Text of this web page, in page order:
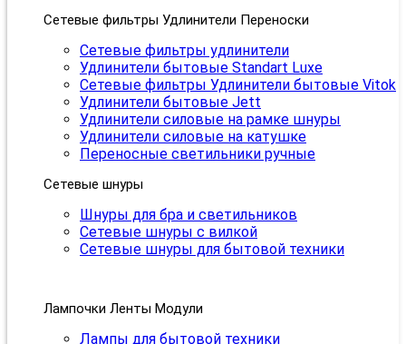
Сетевые фильтры Удлинители Переноски
Сетевые фильтры удлинители
Удлинители бытовые Standart Luxe
Сетевые фильтры Удлинители бытовые Vitok
Удлинители бытовые Jett
Удлинители силовые на рамке шнуры
Удлинители силовые на катушке
Переносные светильники ручные
Сетевые шнуры
Шнуры для бра и светильников
Сетевые шнуры с вилкой
Сетевые шнуры для бытовой техники
Лампочки Ленты Модули
Лампы для бытовой техники